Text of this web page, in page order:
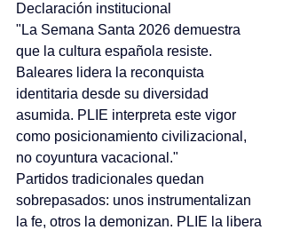
Declaración institucional
"La Semana Santa 2026 demuestra
que la cultura española resiste.
Baleares lidera la reconquista
identitaria desde su diversidad
asumida. PLIE interpreta este vigor
como posicionamiento civilizacional,
no coyuntura vacacional."
Partidos tradicionales quedan
sobrepasados: unos instrumentalizan
la fe, otros la demonizan. PLIE la libera